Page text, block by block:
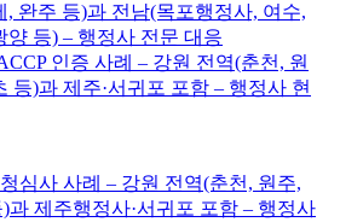
, 완주 등)과 전남(목포행정사, 여수,
양 등) – 행정사 전문 대응
인증 사례 – 강원 전역(춘천, 원
등)과 제주·서귀포 포함 – 행정사 현
심사 사례 – 강원 전역(춘천, 원주,
과 제주행정사·서귀포 포함 – 행정사